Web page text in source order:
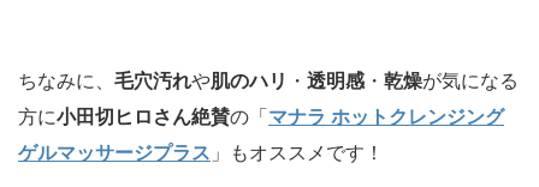
ちなみに、 毛穴汚れや肌のハリ ・ 透明感・ 乾燥が気になる
方に小田切ヒロさん絶賛の「マナラ ホットクレンジング
ゲルマッサージプラス 」もオススメです！